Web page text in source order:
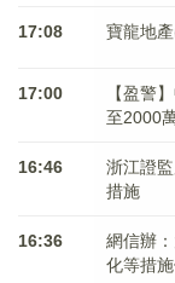
17:08 寶龍地
17:00
【盈警
至2000
16:46
浙江證
措施
16:36
網信辦
化等措